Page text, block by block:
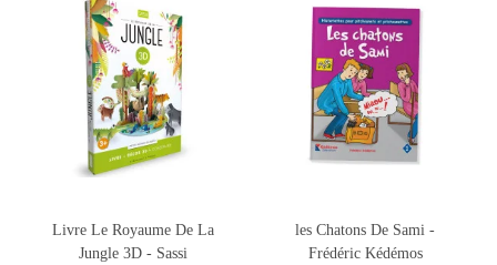
Royaume De La
3D - Sassi
les Chatons De Sami -
Frédéric Kédémos
Kit Pâtes à
Accessoires